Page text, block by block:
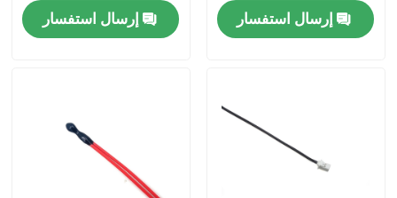
منتجات
معلومات عنا
إرسال استفسار
إرسال استفسار